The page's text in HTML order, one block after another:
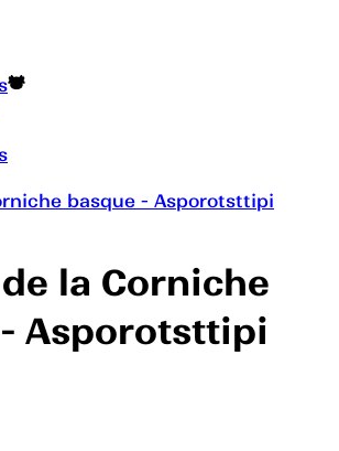
basque - Asporotsttipi
la Corniche
Asporotsttipi